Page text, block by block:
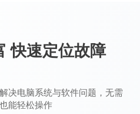
快速定位故障
决电脑系统与软件问题，无需
能轻松操作